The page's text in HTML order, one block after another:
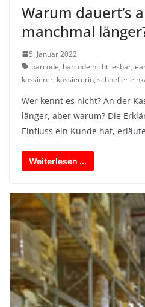
Warum dauert’s
manchmal
5. Januar 2022
barcode, barcode nicht lesbar,
kassierer, kassiererin, schneller
Wer kennt es nicht? An der
länger, aber warum? Die
Einfluss ein Kunde hat,
Weiterlesen ...